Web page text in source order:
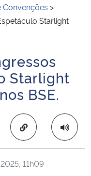
Convenções >
Starlight
Starlight
BSE.
Copiar para área
11h09